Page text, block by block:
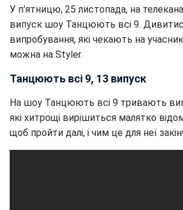
У п'ятницю, 25 листопада, на
випуск шоу Танцюють всі 9.
випробування, які чекають на
можна на Styler.
Танцюють всі 9, 13 випуск
На шоу Танцюють всі 9 тривають
які хитрощі вирішиться малятко
щоб пройти далі, і чим це для неї